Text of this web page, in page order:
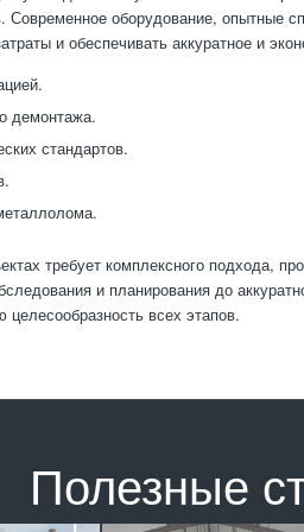
оборудование, опытные
и обеспечивать аккуратное и
демонтажа.
стандартов.
требует комплексного подхода,
и планирования до
всех этапов.
Полезные